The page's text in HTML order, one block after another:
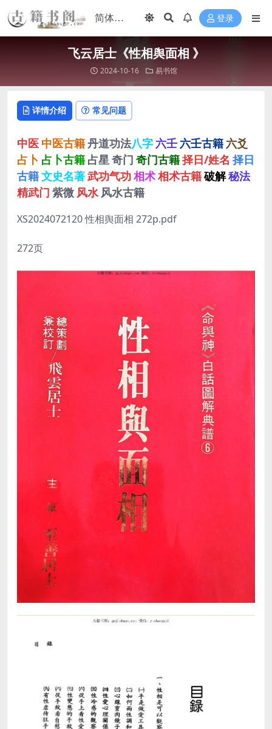
登录
飞云居士《性相舆面相 》
2024-10-16 易书馆
详情介绍 常见问题
中医 中医古籍丹道功法八字 六壬 六壬古籍 六爻
占卜 占卜古籍 占星 奇门 奇门古籍择日/姓名 择日
古籍文史名著武功气功 相术相术古籍破解秘法
精武门 紫微 风水 风水古籍
XS2024072120 性相舆面相 272p.pdf
272页